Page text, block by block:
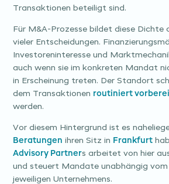
Transaktionen beteiligt sind.
Für M&A-Prozesse bildet diese Dichte
vieler Entscheidungen.
Investoreninteresse und
auch wenn sie im konkreten Mandat
in Erscheinung treten. Der Standort
dem Transaktionen routiniert
werden.
Vor diesem Hintergrund ist es
Beratungen ihren Sitz in Frankfurt
Advisory Partners arbeitet von hier
und steuert Mandate unabhängig
jeweiligen Unternehmens.